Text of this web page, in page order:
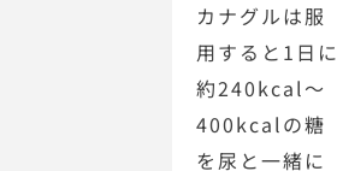
カナグルは服
用すると1日に
約240kcal～
400kcalの糖
を尿と一緒に